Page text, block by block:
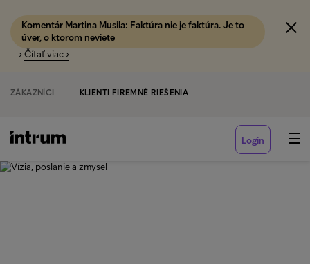
Komentár Martina Musila: Faktúra nie je faktúra. Je to
úver, o ktorom neviete
› Čítať viac ›
ZÁKAZNÍCI KLIENTI FIREMNÉ RIEŠENIA
Login